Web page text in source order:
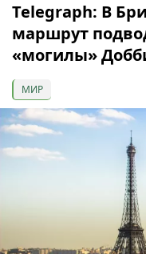
Telegraph: В
маршрут
«могилы»
МИР